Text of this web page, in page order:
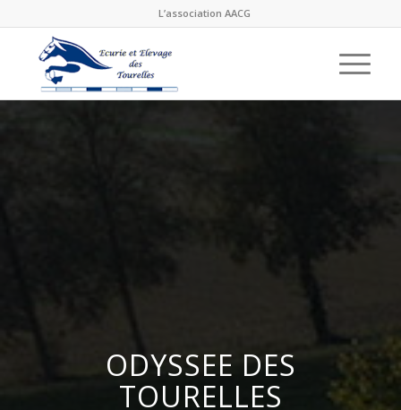
L’association AACG
ODYSSEE DES
TOURELLES